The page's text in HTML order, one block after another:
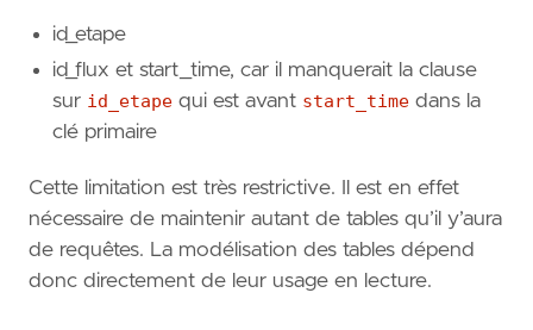
id_etape
id_flux et start_time, car il manquerait la clause
sur id_etape qui est avant start_time dans la
clé primaire
Cette limitation est très restrictive. Il est en effet
nécessaire de maintenir autant de tables qu’il y’aura
de requêtes. La modélisation des tables dépend
donc directement de leur usage en lecture.